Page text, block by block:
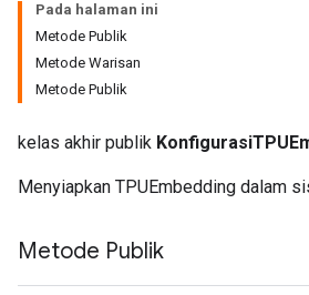
Pada halaman ini
Metode Publik
Metode Warisan
Metode Publik
kelas akhir publik
Menyiapkan TPUEmbedding dalam
Metode Publik